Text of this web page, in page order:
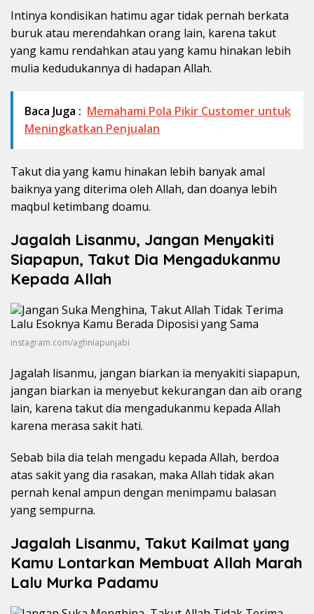
Intinya kondisikan hatimu agar tidak pernah berkata
buruk atau merendahkan orang lain, karena takut
yang kamu rendahkan atau yang kamu hinakan lebih
mulia kedudukannya di hadapan Allah.
Baca Juga : Memahami Pola Pikir Customer untuk
Meningkatkan Penjualan
Takut dia yang kamu hinakan lebih banyak amal
baiknya yang diterima oleh Allah, dan doanya lebih
maqbul ketimbang doamu.
Jagalah Lisanmu, Jangan Menyakiti
Siapapun, Takut Dia Mengadukanmu
Kepada Allah
instagram.com/aghniapunjabi
Jagalah lisanmu, jangan biarkan ia menyakiti siapapun,
jangan biarkan ia menyebut kekurangan dan aib orang
lain, karena takut dia mengadukanmu kepada Allah
karena merasa sakit hati.
Sebab bila dia telah mengadu kepada Allah, berdoa
atas sakit yang dia rasakan, maka Allah tidak akan
pernah kenal ampun dengan menimpamu balasan
yang sempurna.
Jagalah Lisanmu, Takut Kailmat yang
Kamu Lontarkan Membuat Allah Marah
Lalu Murka Padamu